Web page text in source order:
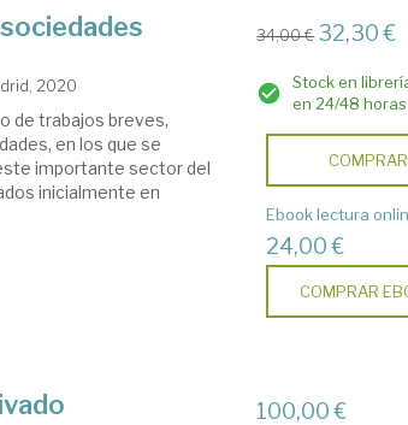
2020
de trabajos breves,
en los que se
importante sector del
inicialmente en
34,00 € 32,30 €
Stock en
en 24/48 horas
COMPRAR
Ebook lectura
24,00 €
COMPRAR
100,00 €